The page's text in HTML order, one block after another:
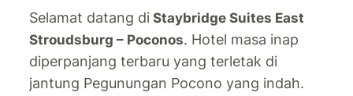
Selamat datang di Staybridge Suites East
Stroudsburg – Poconos. Hotel masa inap
diperpanjang terbaru yang terletak di
jantung Pegunungan Pocono yang indah.